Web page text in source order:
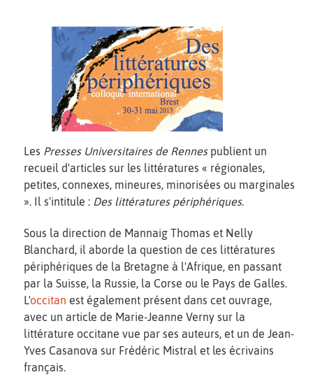
Les Presses Universitaires de Rennespublient un
recueil d'articles sur les littératures « régionales,
petites, connexes, mineures, minorisées ou marginales
». Il s'intitule : Des littératures périphériques.
Sous la direction de Mannaig Thomas et Nelly
Blanchard, il aborde la question de ces littératures
périphériques de la Bretagne à l'Afrique, en passant
par la Suisse, la Russie, la Corse ou le Pays de Galles.
L'occitan est également présent dans cet ouvrage,
avec un article de Marie-Jeanne Verny sur la
littérature occitane vue par ses auteurs, et un de Jean-
Yves Casanova sur Frédéric Mistral et les écrivains
français.